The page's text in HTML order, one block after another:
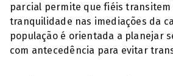
parcial permite que fiéis transitem
tranquilidade nas imediações da
população é orientada a planejar
com antecedência para evitar